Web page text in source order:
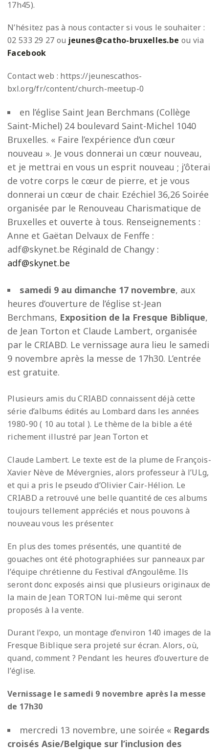
17h45).
N’hésitez pas à nous contacter si vous le souhaiter :
02 533 29 27 ou jeunes@catho-bruxelles.be ou via
Facebook
Contact web : https://jeunescathos-
bxl.org/fr/content/church-meetup-0
en l’église Saint Jean Berchmans (Collège
Saint-Michel) 24 boulevard Saint-Michel 1040
Bruxelles. « Faire l’expérience d’un cœur
nouveau ». Je vous donnerai un cœur nouveau,
et je mettrai en vous un esprit nouveau ; j’ôterai
de votre corps le cœur de pierre, et je vous
donnerai un cœur de chair. Ezéchiel 36,26 Soirée
organisée par le Renouveau Charismatique de
Bruxelles et ouverte à tous. Renseignements :
Anne et Gaëtan Delvaux de Fenffe :
adf@skynet.be Réginald de Changy :
adf@skynet.be
samedi 9 au dimanche 17 novembre, aux
heures d’ouverture de l’église st-Jean
Berchmans, Exposition de la Fresque Biblique,
de Jean Torton et Claude Lambert, organisée
par le CRIABD. Le vernissage aura lieu le samedi
9 novembre après la messe de 17h30. L’entrée
est gratuite.
Plusieurs amis du CRIABD connaissent déjà cette
série d’albums édités au Lombard dans les années
1980-90 ( 10 au total ). Le thème de la bible a été
richement illustré par Jean Torton et
Claude Lambert. Le texte est de la plume de François-
Xavier Nève de Mévergnies, alors professeur à l’ULg,
et qui a pris le pseudo d’Olivier Cair-Hélion. Le
CRIABD a retrouvé une belle quantité de ces albums
toujours tellement appréciés et nous pouvons à
nouveau vous les présenter.
En plus des tomes présentés, une quantité de
gouaches ont été photographiées sur panneaux par
l’équipe chrétienne du Festival d’Angoulême. Ils
seront donc exposés ainsi que plusieurs originaux de
la main de Jean TORTON lui-même qui seront
proposés à la vente.
Durant l’expo, un montage d’environ 140 images de la
Fresque Biblique sera projeté sur écran. Alors, où,
quand, comment ? Pendant les heures d’ouverture de
l’église.
Vernissage le samedi 9 novembre après la messe
de 17h30
mercredi 13 novembre, une soirée « Regards
croisés Asie/Belgique sur l’inclusion des